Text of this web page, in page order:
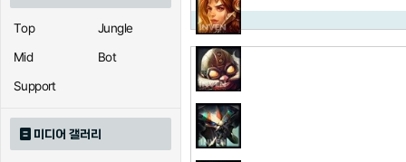
Top
Jungle
Mid
Bot
Support
미디어 갤러리